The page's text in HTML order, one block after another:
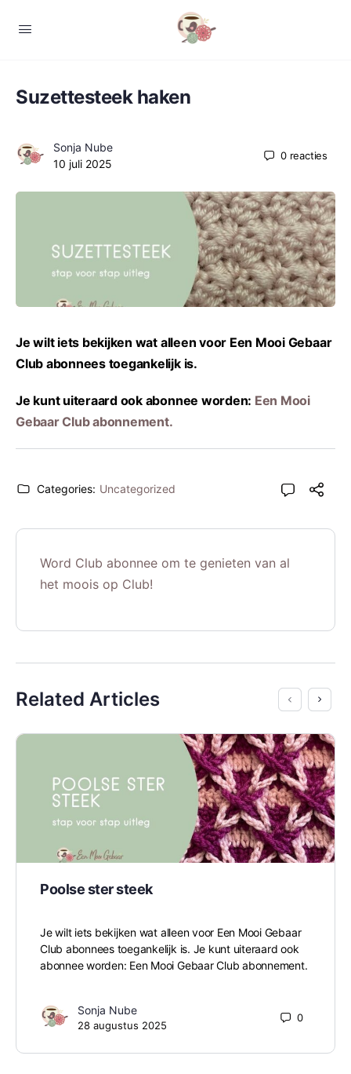
Suzettesteek haken
Sonja Nube
10 juli 2025
0 reacties
Je wilt iets bekijken wat alleen voor Een Mooi Gebaar
Club abonnees toegankelijk is.
Je kunt uiteraard ook abonnee worden: Een Mooi
Gebaar Club abonnement.
Categories: Uncategorized
Word Club abonnee om te genieten van al
het moois op Club!
Related Articles
Poolse ster steek
Je wilt iets bekijken wat alleen voor Een Mooi Gebaar
Club abonnees toegankelijk is. Je kunt uiteraard ook
abonnee worden: Een Mooi Gebaar Club abonnement.
Sonja Nube
28 augustus 2025
0